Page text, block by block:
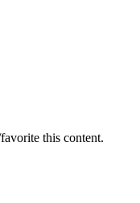
this content.